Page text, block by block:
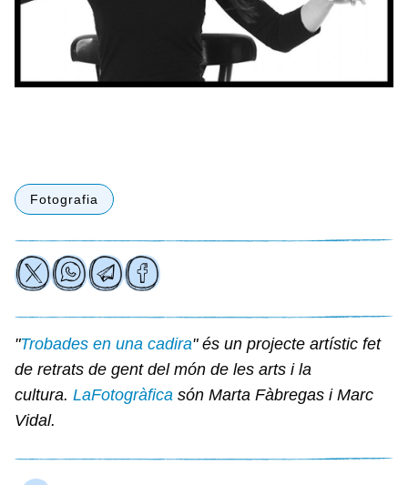
Fotografia
"Trobades en una cadira" és un projecte artístic fet
de retrats de gent del món de les arts i la
cultura. LaFotogràfica són Marta Fàbregas i Marc
Vidal.